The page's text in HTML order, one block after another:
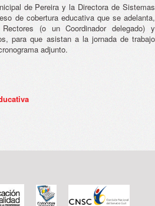
de Pereira y la Directora de Sistemas
de cobertura educativa que se adelanta,
(o un Coordinador delegado) y
para que asistan a la jornada de trabajo
adjunto.